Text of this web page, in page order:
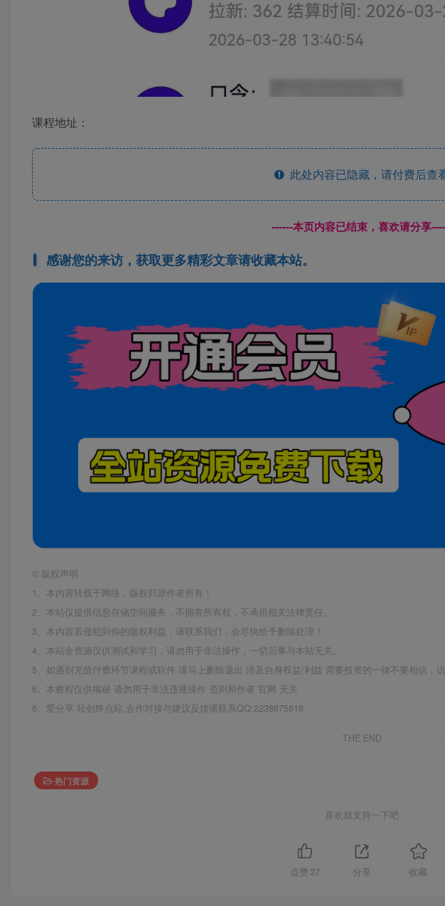
课程地址：
此处内容已隐藏，请付费后查
------本页内容已结束，喜欢请分享
感谢您的来访，获取更多精彩文章请收藏本站。
© 版权声明
1、本内容转载于网络，版权归原作者所有！
2、本站仅提供信息存储空间服务，不拥有所有权，不承担相关法律责任。
3、本内容若侵犯到你的版权利益，请联系我们，会尽快给予删除处理！
4、本站全资源仅供测试和学习，请勿用于非法操作，一切后果与本站无关。
5、如遇到充值付费环节课程或软件 请马上删除退出 涉及自身权益/利益 需要投资的一律不要相信，访
6、本教程仅供揭秘 请勿用于非法违规操作 否则和作者 官网 无关
6、爱分享·轻创终点站,合作对接与建议反馈请联系QQ:2238875818
THE END
热门资源
喜欢就支持一下吧
点赞 37 分享 收藏